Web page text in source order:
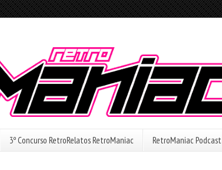
3º Concurso RetroRelatos RetroManiac RetroManiac Podcast